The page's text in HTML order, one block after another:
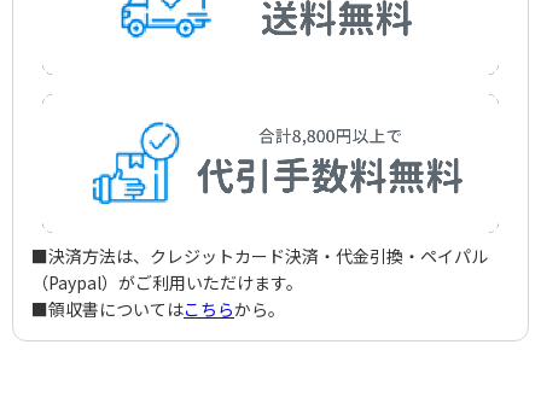
■決済方法は、クレジットカード決済・代金引換・ペイパル
（Paypal）がご利用いただけます。
■領収書についてはこちらから。